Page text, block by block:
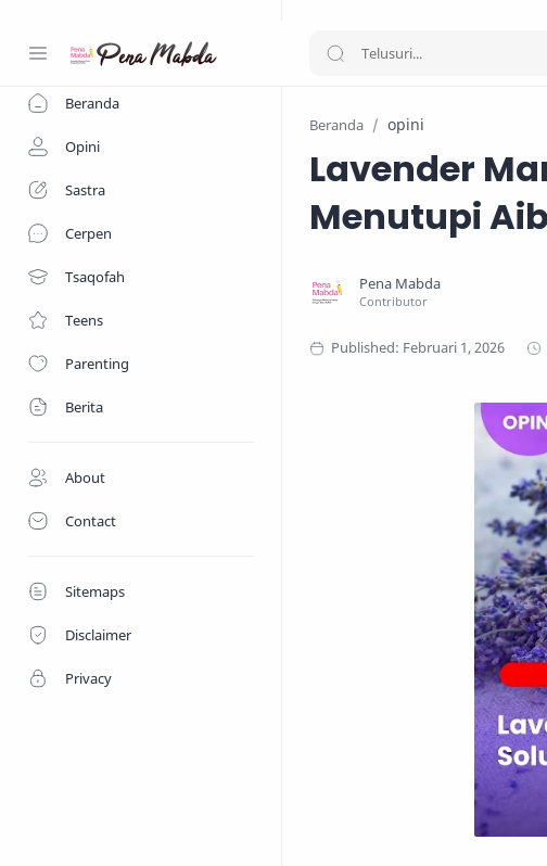
Beranda
Opini
Sastra
Cerpen
Tsaqofah
Teens
Parenting
Berita
About
Contact
Sitemaps
Disclaimer
Privacy
Beranda opini
Lavender
Menutupi Aib